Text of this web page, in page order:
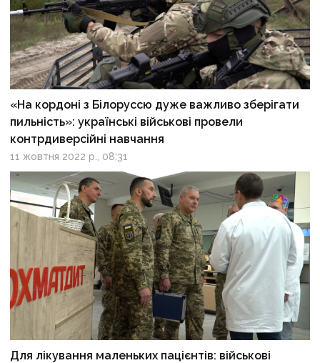
«На кордоні з Білоруссю дуже важливо зберігати
пильність»: українські військові провели
контрдиверсійні навчання
11 жовтня 2022 р., 08:31
Для лікування маленьких пацієнтів: військові